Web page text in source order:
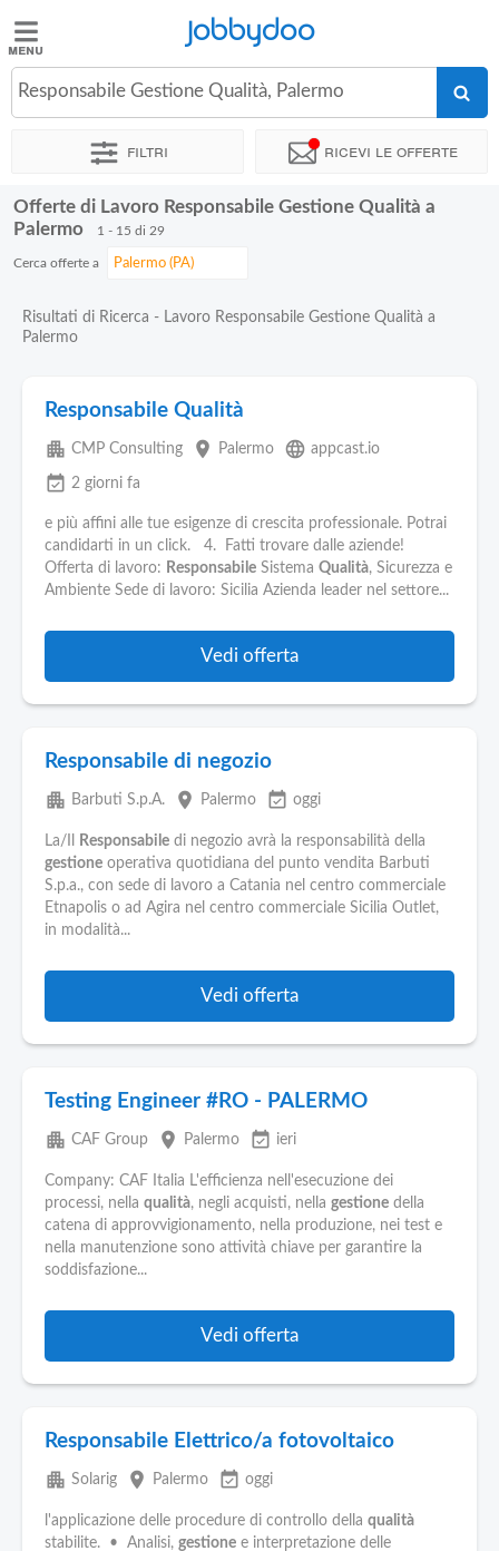
Jobbydoo
Offerte
Stipendi
professioni
Offerte
Area
Jobbydoo
Responsabile Gestione Qualità, Palermo
Filtri Ricevi le offerte
Offerte di Lavoro Responsabile Gestione Qualità a
Palermo
1 - 15 di 29
Cerca offerte a
Risultati di Ricerca - Lavoro Responsabile Gestione Qualità a
Palermo
Responsabile Qualità
apartment CMP Consulting place Palermo language appcast.io
event_available 2 giorni fa
e più affini alle tue esigenze di crescita professionale. Potrai
candidarti in un click. 4. Fatti trovare dalle aziende!
Offerta di lavoro: Responsabile Sistema Qualità, Sicurezza e
Ambiente Sede di lavoro: Sicilia Azienda leader nel settore...
Vedi offerta
Responsabile di negozio
apartment Barbuti S.p.A. place Palermo event_available oggi
La/Il Responsabile di negozio avrà la responsabilità della
gestione operativa quotidiana del punto vendita Barbuti
S.p.a., con sede di lavoro a Catania nel centro commerciale
Etnapolis o ad Agira nel centro commerciale Sicilia Outlet,
in modalità...
Vedi offerta
Testing Engineer #RO - PALERMO
apartment CAF Group place Palermo event_available ieri
Company: CAF Italia L'efficienza nell'esecuzione dei
processi, nella qualità, negli acquisti, nella gestione della
catena di approvvigionamento, nella produzione, nei test e
nella manutenzione sono attività chiave per garantire la
soddisfazione...
Vedi offerta
Responsabile Elettrico/a fotovoltaico
apartment Solarig place Palermo event_available oggi
l'applicazione delle procedure di controllo della qualità
stabilite. • Analisi, gestione e interpretazione delle